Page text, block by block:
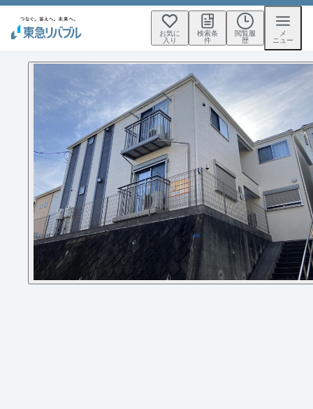
お気に
入り
検索条
件
閲覧履
歴
メ
ニュー